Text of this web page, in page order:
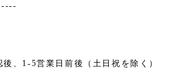
、1-5営業日前後（土日祝を除く）